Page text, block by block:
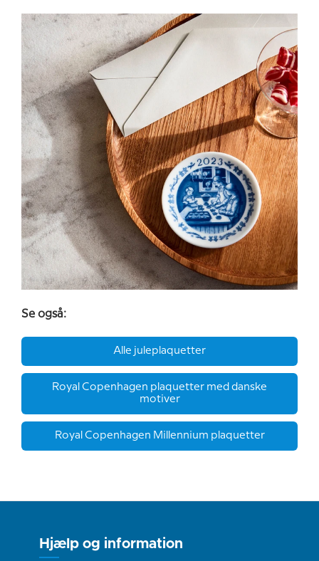
Se også:
Alle juleplaquetter
Royal Copenhagen plaquetter med danske
motiver
Royal Copenhagen Millennium plaquetter
Hjælp og information